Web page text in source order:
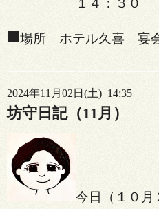
１４：３
■場所 ホテル久喜 宴
2024年11月02日(土) 14:35
坊守日記（11月）
今日（１０月